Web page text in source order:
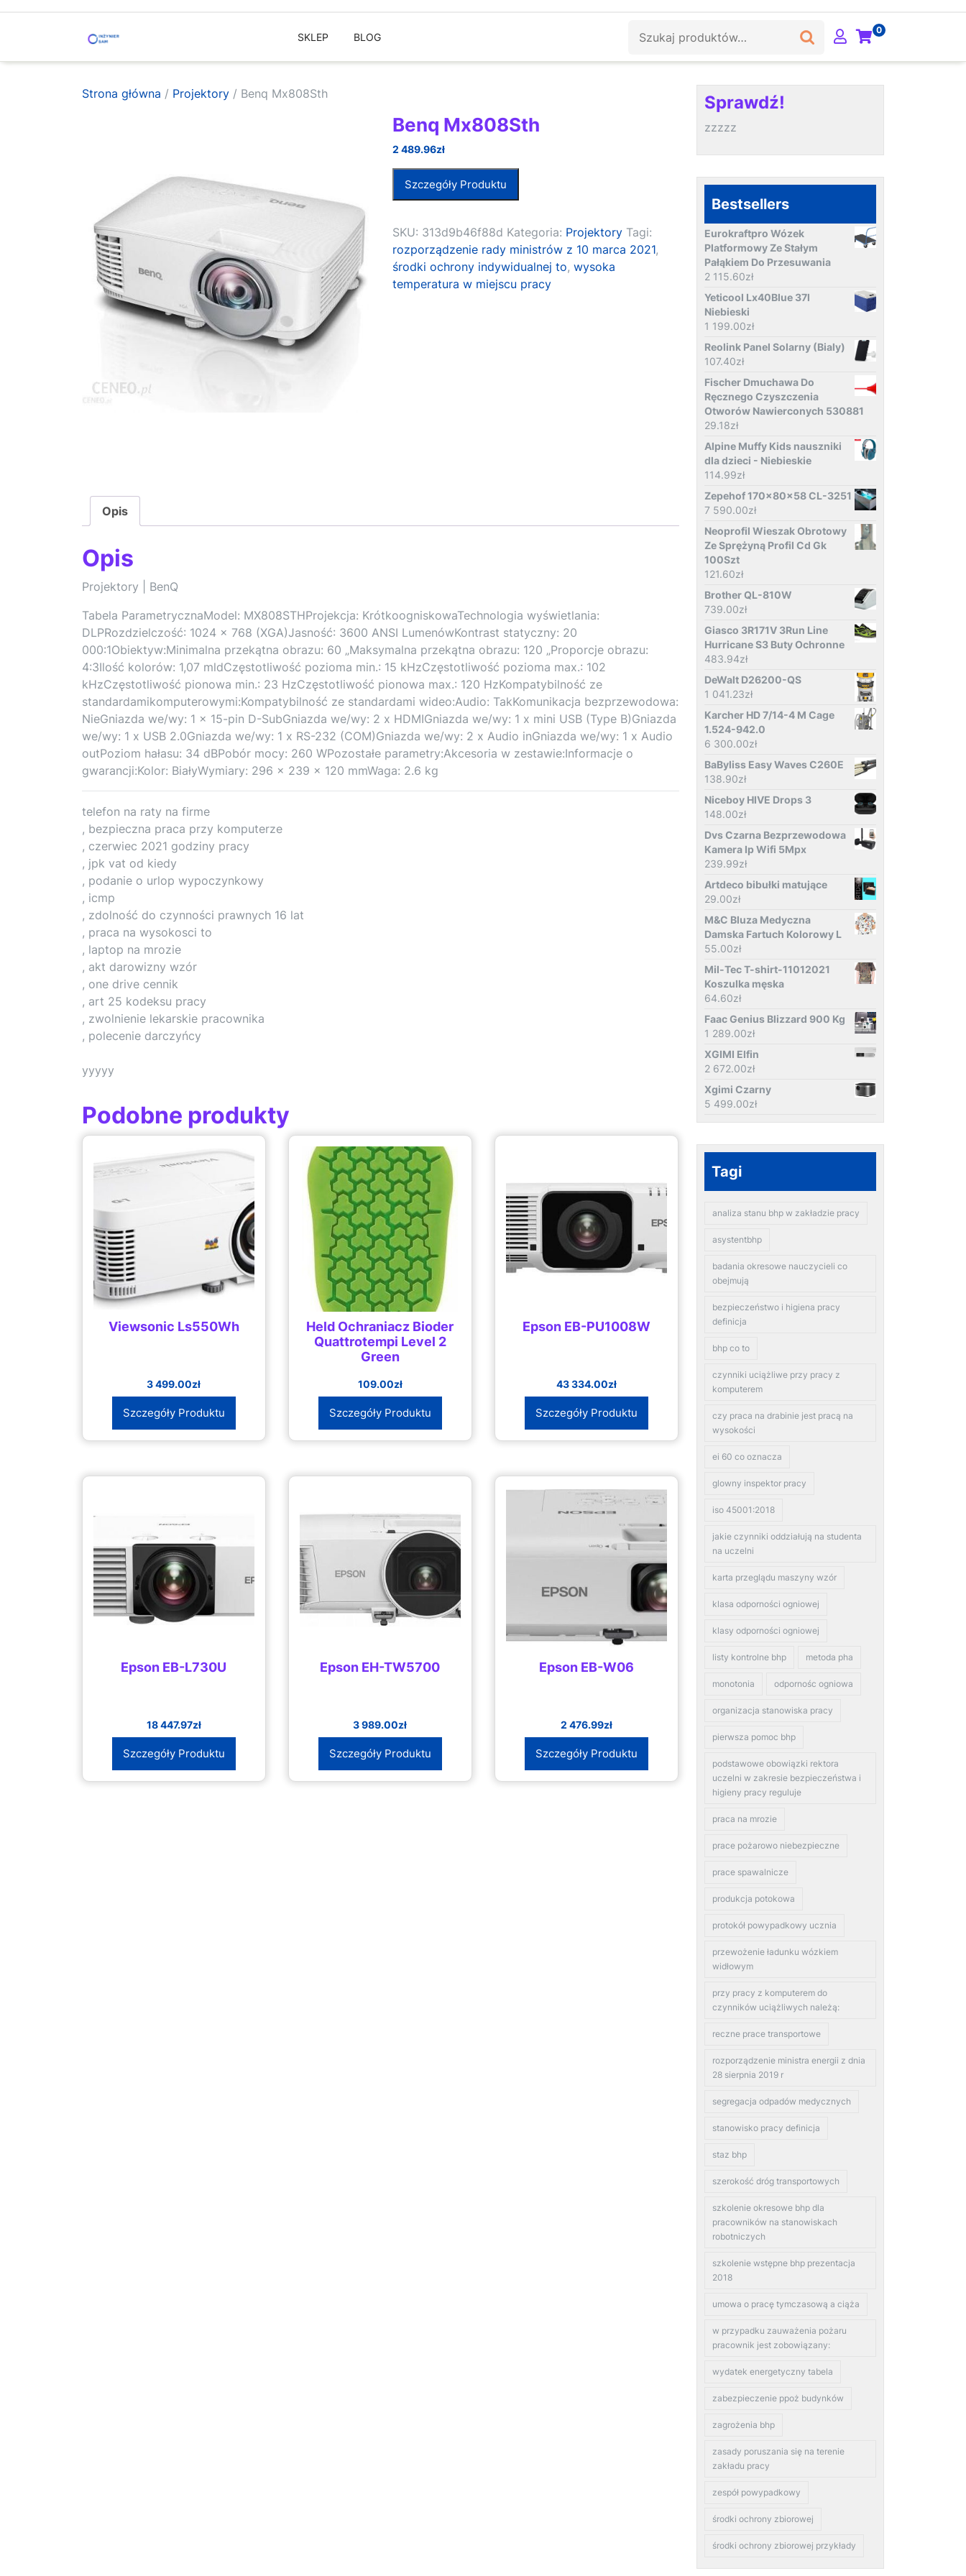
SKLEP BLOG
0
Strona główna / Projektory / Benq Mx808Sth
Benq Mx808Sth
2 489.96zł
Szczegóły Produktu
SKU: 313d9b46f88d Kategoria: Projektory Tagi:
rozporządzenie rady ministrów z 10 marca 2021,
środki ochrony indywidualnej to,wysoka
temperatura w miejscu pracy
Opis
Opis
Projektory | BenQ
Tabela ParametrycznaModel: MX808STHProjekcja: KrótkoogniskowaTechnologia wyświetlania:
DLPRozdzielczość: 1024 x 768 (XGA)Jasność: 3600 ANSI LumenówKontrast statyczny: 20
000:1Obiektyw:Minimalna przekątna obrazu: 60 „Maksymalna przekątna obrazu: 120 „Proporcje obrazu:
4:3Ilość kolorów: 1,07 mldCzęstotliwość pozioma min.: 15 kHzCzęstotliwość pozioma max.: 102
kHzCzęstotliwość pionowa min.: 23 HzCzęstotliwość pionowa max.: 120 HzKompatybilność ze
standardamikomputerowymi:Kompatybilność ze standardami wideo:Audio: TakKomunikacja bezprzewodowa:
NieGniazda we/wy: 1 x 15-pin D-SubGniazda we/wy: 2 x HDMIGniazda we/wy: 1 x mini USB (Type B)Gniazda
we/wy: 1 x USB 2.0Gniazda we/wy: 1 x RS-232 (COM)Gniazda we/wy: 2 x Audio inGniazda we/wy: 1 x Audio
outPoziom hałasu: 34 dBPobór mocy: 260 WPozostałe parametry:Akcesoria w zestawie:Informacje o
gwarancji:Kolor: BiałyWymiary: 296 x 239 x 120 mmWaga: 2.6 kg
telefon na raty na firme
, bezpieczna praca przy komputerze
, czerwiec 2021 godziny pracy
, jpk vat od kiedy
, podanie o urlop wypoczynkowy
, icmp
, zdolność do czynności prawnych 16 lat
, praca na wysokosci to
, laptop na mrozie
, akt darowizny wzór
, one drive cennik
, art 25 kodeksu pracy
, zwolnienie lekarskie pracownika
, polecenie darczyńcy
yyyyy
Podobne produkty
Viewsonic Ls550Wh
3 499.00zł
Szczegóły Produktu
Held Ochraniacz Bioder
Quattrotempi Level 2
Green
109.00zł
Szczegóły Produktu
Epson EB-PU1008W
43 334.00zł
Szczegóły Produktu
Epson EB-L730U
18 447.97zł
Szczegóły Produktu
Epson EH-TW5700
3 989.00zł
Szczegóły Produktu
Epson EB-W06
2 476.99zł
Szczegóły Produktu
Sprawdź!
zzzzz
Bestsellers
Eurokraftpro Wózek
Platformowy Ze Stałym
Pałąkiem Do Przesuwania
2 115.60zł
Yeticool Lx40Blue 37l
Niebieski
1 199.00zł
Reolink Panel Solarny (Bialy)
107.40zł
Fischer Dmuchawa Do
Ręcznego Czyszczenia
Otworów Nawierconych 530881
29.18zł
Alpine Muffy Kids nauszniki
dla dzieci - Niebieskie
114.99zł
Zepehof 170x80x58 CL-3251
7 590.00zł
Neoprofil Wieszak Obrotowy
Ze Sprężyną Profil Cd Gk
100Szt
121.60zł
Brother QL-810W
739.00zł
Giasco 3R171V 3Run Line
Hurricane S3 Buty Ochronne
483.94zł
DeWalt D26200-QS
1 041.23zł
Karcher HD 7/14-4 M Cage
1.524-942.0
6 300.00zł
BaByliss Easy Waves C260E
138.90zł
Niceboy HIVE Drops 3
148.00zł
Dvs Czarna Bezprzewodowa
Kamera Ip Wifi 5Mpx
239.99zł
Artdeco bibułki matujące
29.00zł
M&C Bluza Medyczna
Damska Fartuch Kolorowy L
55.00zł
Mil-Tec T-shirt-11012021
Koszulka męska
64.60zł
Faac Genius Blizzard 900 Kg
1 289.00zł
XGIMI Elfin
2 672.00zł
Xgimi Czarny
5 499.00zł
Tagi
analiza stanu bhp w zakładzie pracy
asystentbhp
badania okresowe nauczycieli co
obejmują
bezpieczeństwo i higiena pracy
definicja
bhp co to
czynniki uciążliwe przy pracy z
komputerem
czy praca na drabinie jest pracą na
wysokości
ei 60 co oznacza
glowny inspektor pracy
iso 45001:2018
jakie czynniki oddziałują na studenta
na uczelni
karta przeglądu maszyny wzór
klasa odporności ogniowej
klasy odporności ogniowej
listy kontrolne bhp metoda pha
monotonia odpornośc ogniowa
organizacja stanowiska pracy
pierwsza pomoc bhp
podstawowe obowiązki rektora
uczelni w zakresie bezpieczeństwa i
higieny pracy reguluje
praca na mrozie
prace pożarowo niebezpieczne
prace spawalnicze
produkcja potokowa
protokół powypadkowy ucznia
przewożenie ładunku wózkiem
widłowym
przy pracy z komputerem do
czynników uciążliwych należą:
reczne prace transportowe
rozporządzenie ministra energii z dnia
28 sierpnia 2019 r
segregacja odpadów medycznych
stanowisko pracy definicja
staz bhp
szerokość dróg transportowych
szkolenie okresowe bhp dla
pracowników na stanowiskach
robotniczych
szkolenie wstępne bhp prezentacja
2018
umowa o pracę tymczasową a ciąża
w przypadku zauważenia pożaru
pracownik jest zobowiązany:
wydatek energetyczny tabela
zabezpieczenie ppoż budynków
zagrożenia bhp
zasady poruszania się na terenie
zakładu pracy
zespół powypadkowy
środki ochrony zbiorowej
środki ochrony zbiorowej przykłady